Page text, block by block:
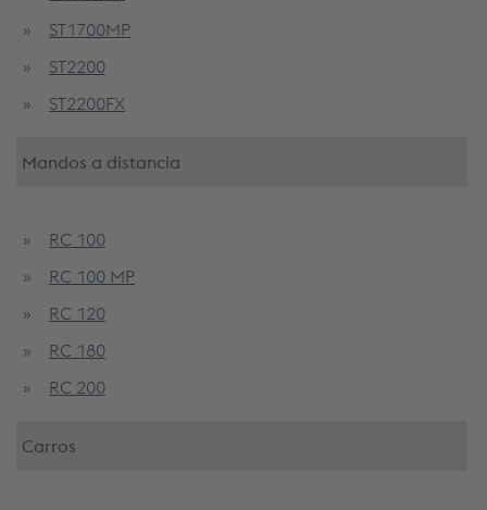
ST1700MP
ST2200
ST2200FX
Mandos a distancia
RC 100
RC 100 MP
RC 120
RC 180
RC 200
Carros